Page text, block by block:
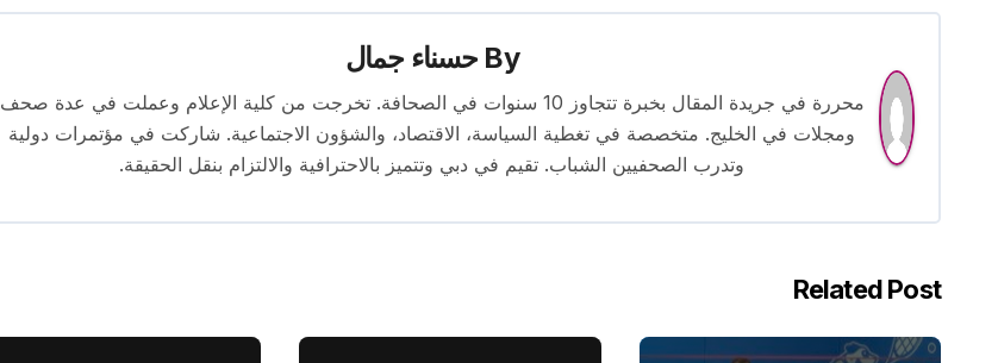
By حسناء جمال
محررة في جريدة المقال بخبرة تتجاوز 10 سنوات في الصحافة. تخرجت من كلية الإعلام وعملت في عدة صحف
ومجلات في الخليج. متخصصة في تغطية السياسة، الاقتصاد، والشؤون الاجتماعية. شاركت في مؤتمرات دولية
وتدرب الصحفيين الشباب. تقيم في دبي وتتميز بالاحترافية والالتزام بنقل الحقيقة.
Related Post